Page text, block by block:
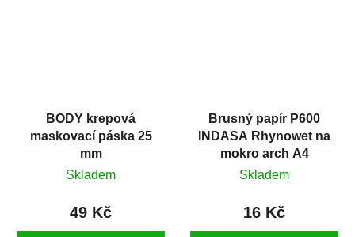
BODY krepová
maskovací páska 25
mm
Skladem
49 Kč
Brusný papír P600
INDASA Rhynowet na
mokro arch A4
Skladem
16 Kč